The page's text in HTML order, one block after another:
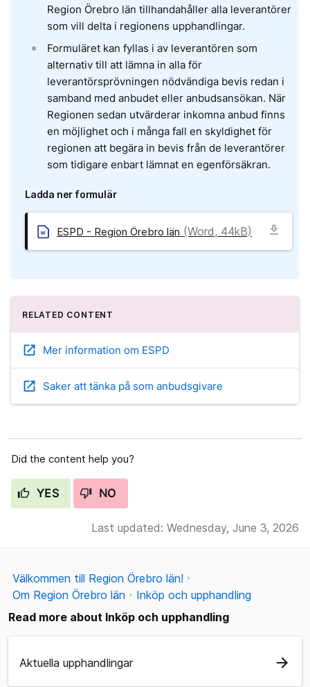
Region Örebro län tillhandahåller alla leverantörer
som vill delta i regionens upphandlingar.
Formuläret kan fyllas i av leverantören som
alternativ till att lämna in alla för
leverantörsprövningen nödvändiga bevis redan i
samband med anbudet eller anbudsansökan. När
Regionen sedan utvärderar inkomna anbud finns
en möjlighet och i många fall en skyldighet för
regionen att begära in bevis från de leverantörer
som tidigare enbart lämnat en egenförsäkran.
Ladda ner formulär
ESPD - Region Örebro län (Word, 44kB) download
RELATED CONTENT
open_in_new Mer information om ESPD
open_in_new Saker att tänka på som anbudsgivare
Did the content help you?
YES NO
Last updated: Wednesday, June 3, 2026
Välkommen till Region Örebro län!
Om Region Örebro län
Inköp och upphandling
Read more about Inköp och upphandling
Aktuella upphandlingar arrow_forward